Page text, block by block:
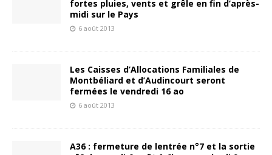
fortes pluies, vents et grêle en fin d’après-
midi sur le Pays
6 août 2013
Les Caisses d’Allocations Familiales de
Montbéliard et d’Audincourt seront
fermées le vendredi 16 ao
6 août 2013
A36 : fermeture de lentrée n°7 et la sortie